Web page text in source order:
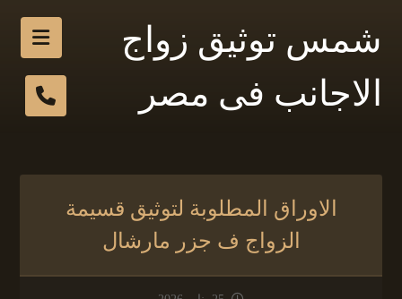
شمس توثيق زواج
الاجانب فى مصر
الاوراق المطلوبة لتوثيق قسيمة
الزواج ف جزر مارشال